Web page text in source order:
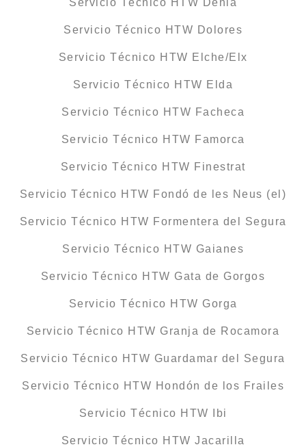
Servicio Técnico HTW Dénia
Servicio Técnico HTW Dolores
Servicio Técnico HTW Elche/Elx
Servicio Técnico HTW Elda
Servicio Técnico HTW Facheca
Servicio Técnico HTW Famorca
Servicio Técnico HTW Finestrat
Servicio Técnico HTW Fondó de les Neus (el)
Servicio Técnico HTW Formentera del Segura
Servicio Técnico HTW Gaianes
Servicio Técnico HTW Gata de Gorgos
Servicio Técnico HTW Gorga
Servicio Técnico HTW Granja de Rocamora
Servicio Técnico HTW Guardamar del Segura
Servicio Técnico HTW Hondón de los Frailes
Servicio Técnico HTW Ibi
Servicio Técnico HTW Jacarilla